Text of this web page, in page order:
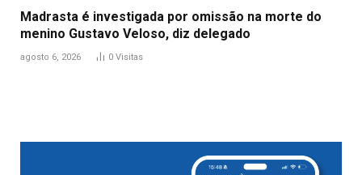
Madrasta é investigada por omissão na morte do
menino Gustavo Veloso, diz delegado
agosto 6, 2026 0 Visitas